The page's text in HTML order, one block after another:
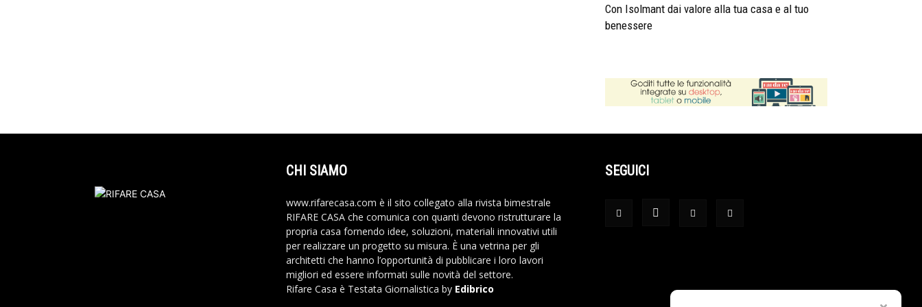
Con Isolmant dai valore alla tua casa e al tuo
benessere
CHI SIAMO
www.rifarecasa.com è il sito collegato alla rivista bimestrale
RIFARE CASA che comunica con quanti devono ristrutturare la
propria casa fornendo idee, soluzioni, materiali innovativi utili
per realizzare un progetto su misura. È una vetrina per gli
architetti che hanno l’opportunità di pubblicare i loro lavori
migliori ed essere informati sulle novità del settore.
Rifare Casa è Testata Giornalistica by Edibrico
SEGUICI